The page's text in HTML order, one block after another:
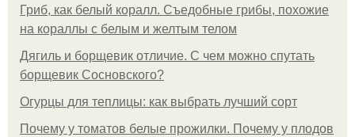
Гриб, как белый коралл. Съедобные грибы, похожие
на кораллы с белым и желтым телом
Дягиль и борщевик отличие. С чем можно спутать
борщевик Сосновского?
Огурцы для теплицы: как выбрать лучший сорт
Почему у томатов белые прожилки. Почему у плодов